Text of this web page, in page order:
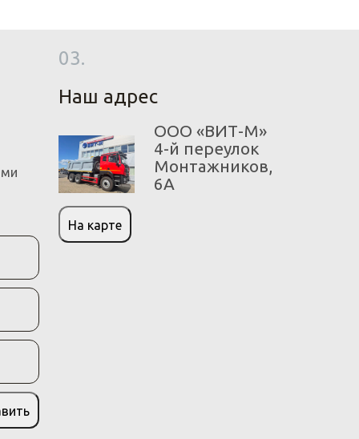
03.
Наш адрес
ООО «ВИТ-М»
4-й переулок
Монтажников,
6А
На карте